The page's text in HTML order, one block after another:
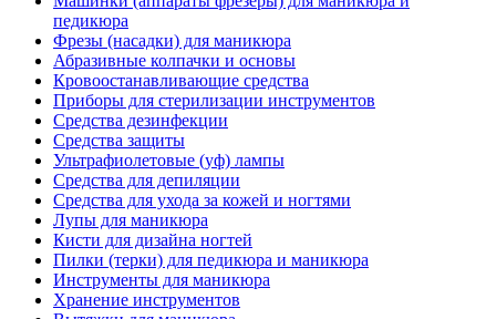
педикюра
Фрезы (насадки) для маникюра
Абразивные колпачки и основы
Кровоостанавливающие средства
Приборы для стерилизации инструментов
Средства дезинфекции
Средства защиты
Ультрафиолетовые (уф) лампы
Средства для депиляции
Средства для ухода за кожей и ногтями
Лупы для маникюра
Кисти для дизайна ногтей
Пилки (терки) для педикюра и маникюра
Инструменты для маникюра
Хранение инструментов